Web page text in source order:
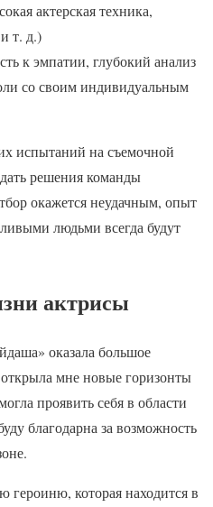
актерская техника,
т. д.)
к эмпатии, глубокий анализ
со своим индивидуальным
испытаний на съемочной
решения команды
окажется неудачным, опыт
людьми всегда будут
актрисы
оказала большое
мне новые горизонты
проявить себя в области
благодарна за возможность
героиню, которая находится в